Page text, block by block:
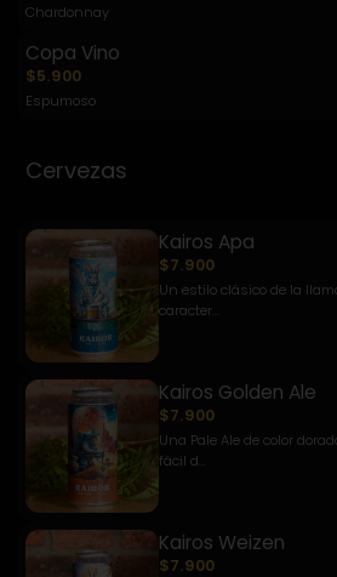
Chardonnay
Copa Vino
$5.900
Espumoso
Cervezas
Kairos Apa
$7.900
Un estilo clásico de la
caracter...
Kairos Golden Ale
$7.900
Una Pale Ale de color
fácil d...
Kairos Weizen
$7.900